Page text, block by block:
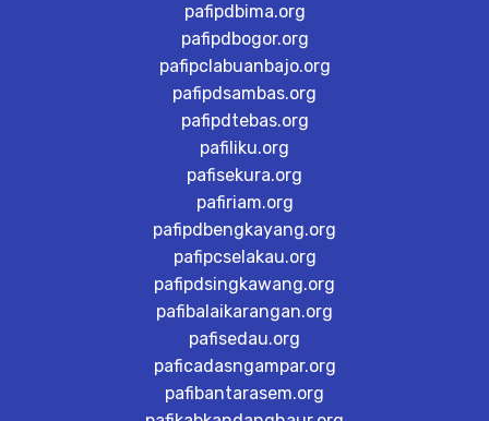
pafipdbima.org
pafipdbogor.org
pafipclabuanbajo.org
pafipdsambas.org
pafipdtebas.org
pafiliku.org
pafisekura.org
pafiriam.org
pafipdbengkayang.org
pafipcselakau.org
pafipdsingkawang.org
pafibalaikarangan.org
pafisedau.org
paficadasngampar.org
pafibantarasem.org